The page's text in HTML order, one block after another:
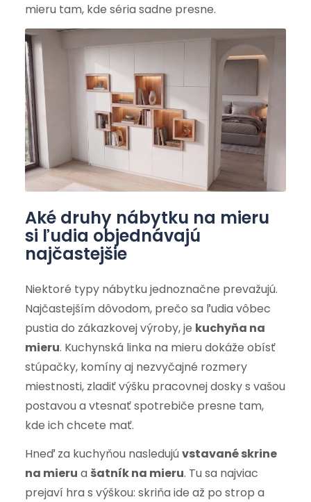
mieru tam, kde séria sadne presne.
Aké druhy nábytku na mieru
si ľudia objednávajú
najčastejšie
Niektoré typy nábytku jednoznačne prevažujú.
Najčastejším dôvodom, prečo sa ľudia vôbec
pustia do zákazkovej výroby, je kuchyňa na
mieru. Kuchynská linka na mieru dokáže obísť
stúpačky, komíny aj nezvyčajné rozmery
miestnosti, zladiť výšku pracovnej dosky s vašou
postavou a vtesnať spotrebiče presne tam,
kde ich chcete mať.
Hneď za kuchyňou nasledujú vstavané skrine
na mieru a šatník na mieru. Tu sa najviac
prejaví hra s výškou: skriňa ide až po strop a